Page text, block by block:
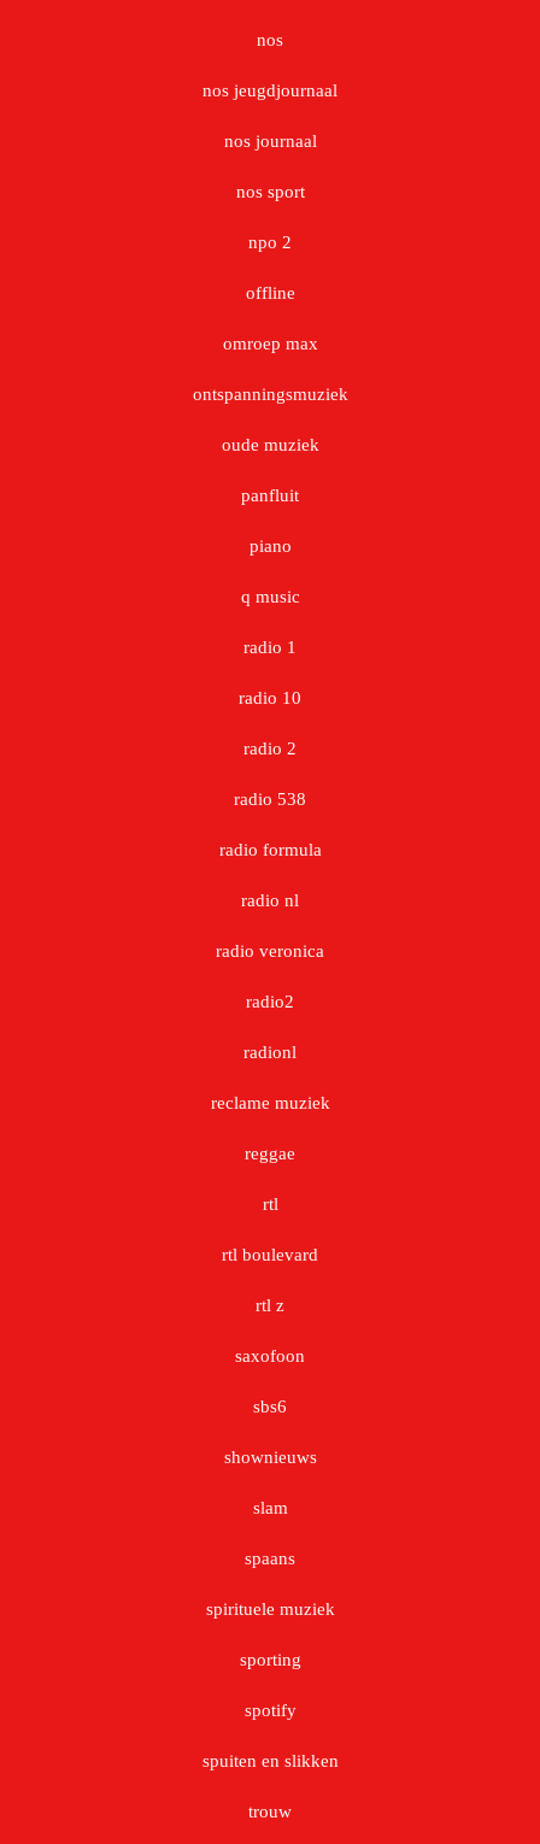
nos
nos jeugdjournaal
nos journaal
nos sport
npo 2
offline
omroep max
ontspanningsmuziek
oude muziek
panfluit
piano
q music
radio 1
radio 10
radio 2
radio 538
radio formula
radio nl
radio veronica
radio2
radionl
reclame muziek
reggae
rtl
rtl boulevard
rtl z
saxofoon
sbs6
shownieuws
slam
spaans
spirituele muziek
sporting
spotify
spuiten en slikken
trouw